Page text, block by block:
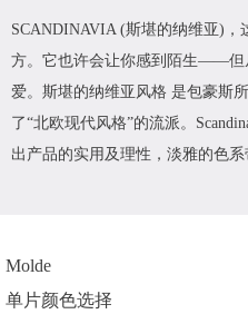
SCANDINAVIA (斯堪的纳维亚)
方。它也许会让你感到陌生——但
爱。斯堪的纳维亚风格 是包豪斯
了“北欧现代风格”的流派。
出产品的实用及理性，淡雅的色系
Molde
单片颜色选择